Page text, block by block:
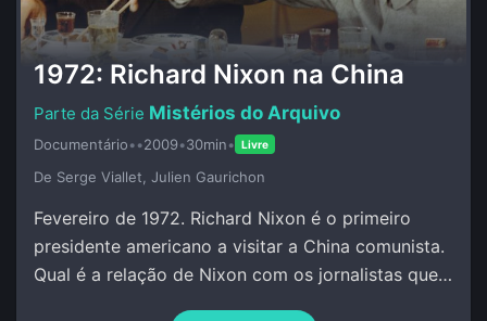
1972: Richard Nixon na China
Mistérios do Arquivo
Documentário••2009•30min• Livre
De Serge Viallet, Julien Gaurichon
Fevereiro de 1972. Richard Nixon é o primeiro
presidente americano a visitar a China comunista.
Qual é a relação de Nixon com os jornalistas que